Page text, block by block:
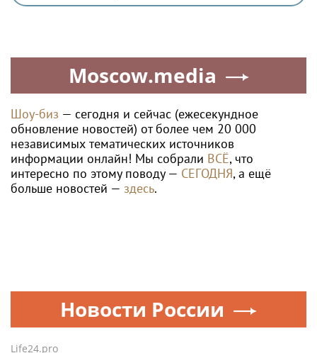
Moscow.media
Шоу-биз — сегодня и сейчас (ежесекундное
обновление новостей) от более чем 20 000
независимых тематических источников
информации онлайн! Мы собрали ВСЁ, что
интересно по этому поводу — СЕГОДНЯ, а ещё
больше новостей — здесь.
Новости России
Life24.pro